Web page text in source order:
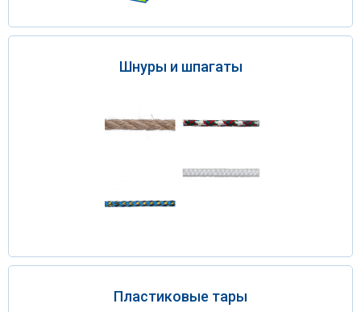
Шнуры и шпагаты
Пластиковые тары